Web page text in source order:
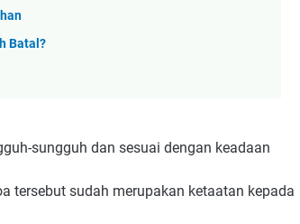
Batal?
sungguh dan sesuai dengan keadaan
tersebut sudah merupakan ketaatan kepada